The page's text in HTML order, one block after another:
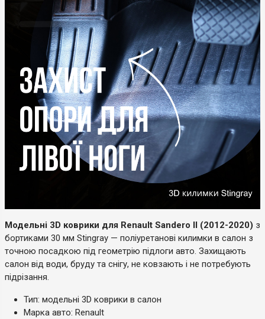
Модельні 3D коврики для Renault Sandero II (2012-2020) з
бортиками 30 мм Stingray — поліуретанові килимки в салон з
точною посадкою під геометрію підлоги авто. Захищають
салон від води, бруду та снігу, не ковзають і не потребують
підрізання.
Тип: модельні 3D коврики в салон
Марка авто: Renault